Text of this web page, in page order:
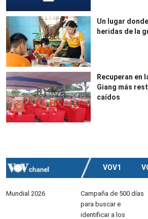
Un lugar
heridas de la
Recuperan en
Giang más
caídos
VOV1
Mundial 2026
Campaña de 500 días
para buscar e
identificar a los